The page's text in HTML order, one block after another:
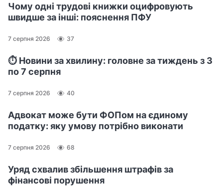
Чому одні трудові книжки оцифровують
швидше за інші: пояснення ПФУ
7 серпня 2026 37
⏱️ Новини за хвилину: головне за тиждень з 3
по 7 серпня
7 серпня 2026 40
Адвокат може бути ФОПом на єдиному
податку: яку умову потрібно виконати
7 серпня 2026 68
Уряд схвалив збільшення штрафів за
фінансові порушення